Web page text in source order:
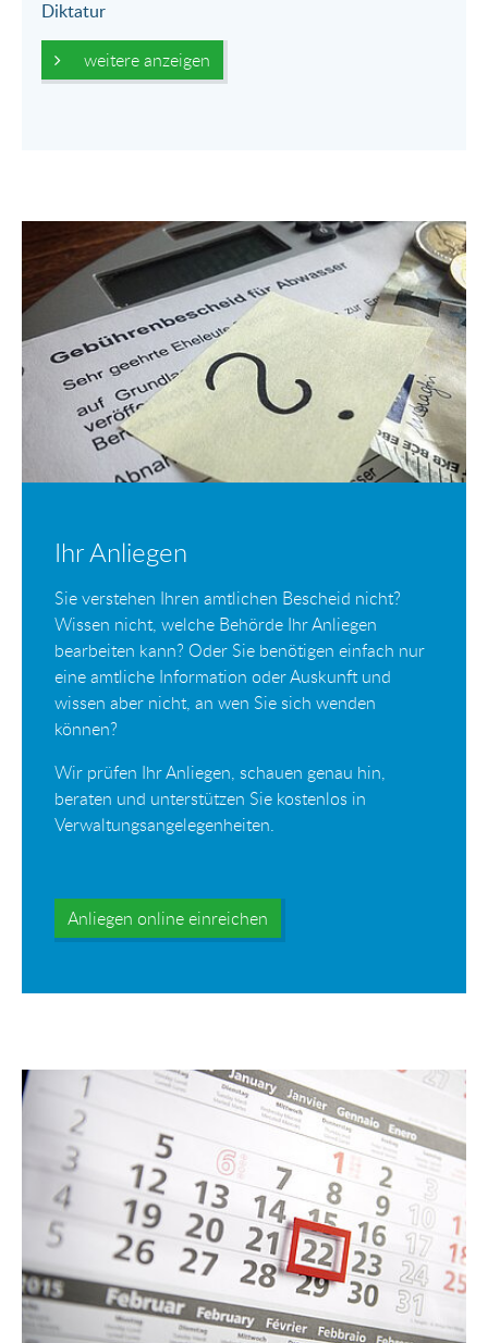
Diktatur
weitere anzeigen
Ihr Anliegen
Sie verstehen Ihren amtlichen Bescheid nicht?
Wissen nicht, welche Behörde Ihr Anliegen
bearbeiten kann? Oder Sie benötigen einfach nur
eine amtliche Information oder Auskunft und
wissen aber nicht, an wen Sie sich wenden
können?
Wir prüfen Ihr Anliegen, schauen genau hin,
beraten und unterstützen Sie kostenlos in
Verwaltungsangelegenheiten.
Anliegen online einreichen